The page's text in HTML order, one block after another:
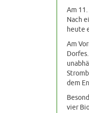
Am
Nach
heute
Am
dem
vier